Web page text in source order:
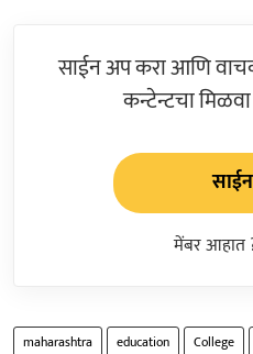
साईन अप करा आणि
कन्टेन्टचा
मेंबर आहात
maharashtra education College